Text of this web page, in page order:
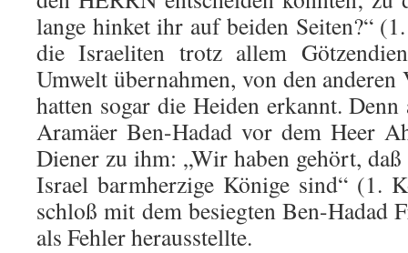
lange hinket ihr auf beiden Seiten?“
die Israeliten trotz allem
Umwelt übernahmen, von den
hatten sogar die Heiden erkannt.
Aramäer Ben-Hadad vor dem Heer
Diener zu ihm: „Wir haben gehört,
Israel barm­herzige Könige sind“ (1.
schloß mit dem besiegten Ben-Hadad
als Fehler heraus­stellte.